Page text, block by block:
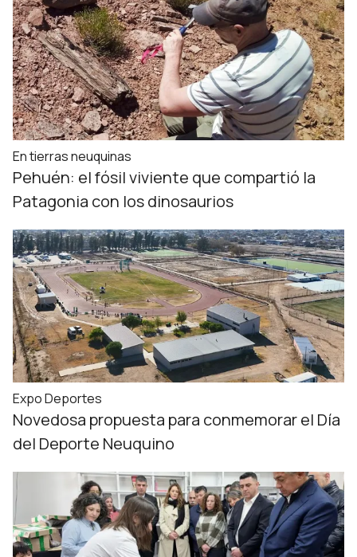
En tierras neuquinas
Pehuén: el fósil viviente que compartió la
Patagonia con los dinosaurios
Expo Deportes
Novedosa propuesta para conmemorar el Día
del Deporte Neuquino